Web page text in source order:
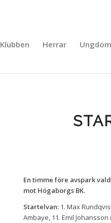
Klubben Herrar Ungdom
En timme före avspark
mot Högaborgs BK.
Startelvan:1. Max
Ambaye, 11. Emil